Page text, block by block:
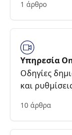
1 άρθρο
Υπηρεσία
Οδηγίες
και
10 άρθρα